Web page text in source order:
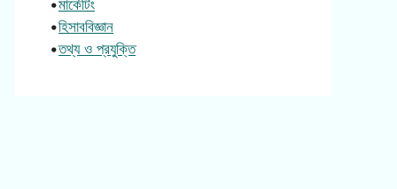
•মার্কেটিং
•হিসাববিজ্ঞান
•তথ্য ও প্রযুক্তি